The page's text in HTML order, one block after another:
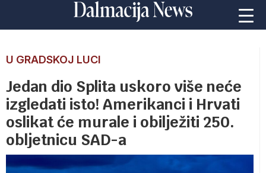
U GRADSKOJ LUCI
Jedan dio Splita uskoro više neće
izgledati isto! Amerikanci i Hrvati
oslikat će murale i obilježiti 250.
obljetnicu SAD-a